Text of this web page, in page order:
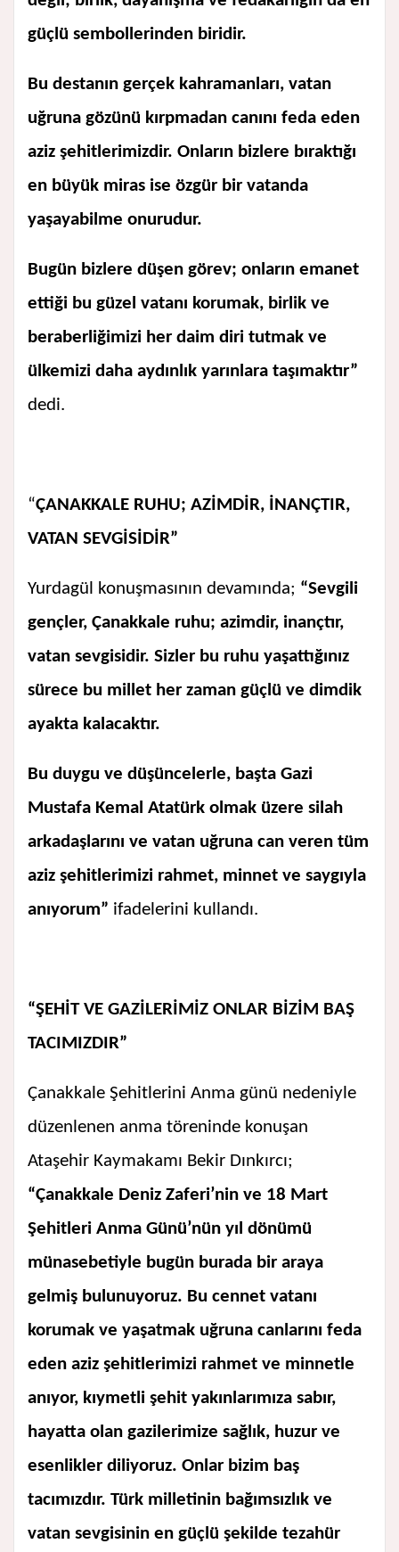
güçlü sembollerinden biridir.
Bu destanın gerçek kahramanları, vatan
uğruna gözünü kırpmadan canını feda eden
aziz şehitlerimizdir. Onların bizlere bıraktığı
en büyük miras ise özgür bir vatanda
yaşayabilme onurudur.
Bugün bizlere düşen görev; onların emanet
ettiği bu güzel vatanı korumak, birlik ve
beraberliğimizi her daim diri tutmak ve
ülkemizi daha aydınlık yarınlara taşımaktır”
dedi.
“ÇANAKKALE RUHU; AZİMDİR, İNANÇTIR,
VATAN SEVGİSİDİR”
Yurdagül konuşmasının devamında; “Sevgili
gençler, Çanakkale ruhu; azimdir, inançtır,
vatan sevgisidir. Sizler bu ruhu yaşattığınız
sürece bu millet her zaman güçlü ve dimdik
ayakta kalacaktır.
Bu duygu ve düşüncelerle, başta Gazi
Mustafa Kemal Atatürk olmak üzere silah
arkadaşlarını ve vatan uğruna can veren tüm
aziz şehitlerimizi rahmet, minnet ve saygıyla
anıyorum” ifadelerini kullandı.
“ŞEHİT VE GAZİLERİMİZ ONLAR BİZİM BAŞ
TACIMIZDIR”
Çanakkale Şehitlerini Anma günü nedeniyle
düzenlenen anma töreninde konuşan
Ataşehir Kaymakamı Bekir Dınkırcı;
“Çanakkale Deniz Zaferi’nin ve 18 Mart
Şehitleri Anma Günü’nün yıl dönümü
münasebetiyle bugün burada bir araya
gelmiş bulunuyoruz. Bu cennet vatanı
korumak ve yaşatmak uğruna canlarını feda
eden aziz şehitlerimizi rahmet ve minnetle
anıyor, kıymetli şehit yakınlarımıza sabır,
hayatta olan gazilerimize sağlık, huzur ve
esenlikler diliyoruz. Onlar bizim baş
tacımızdır. Türk milletinin bağımsızlık ve
vatan sevgisinin en güçlü şekilde tezahür